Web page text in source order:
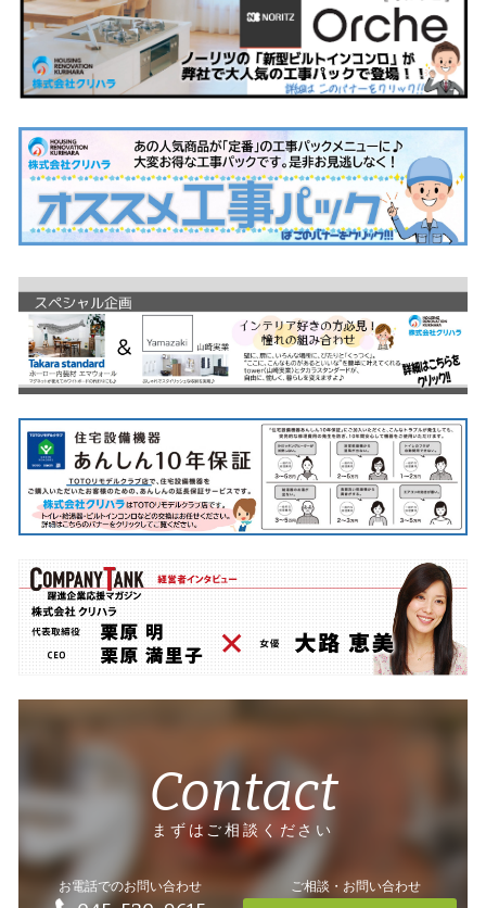
Contact
まずはご相談ください
お電話でのお問い合わせ ご相談・お問い合わせ